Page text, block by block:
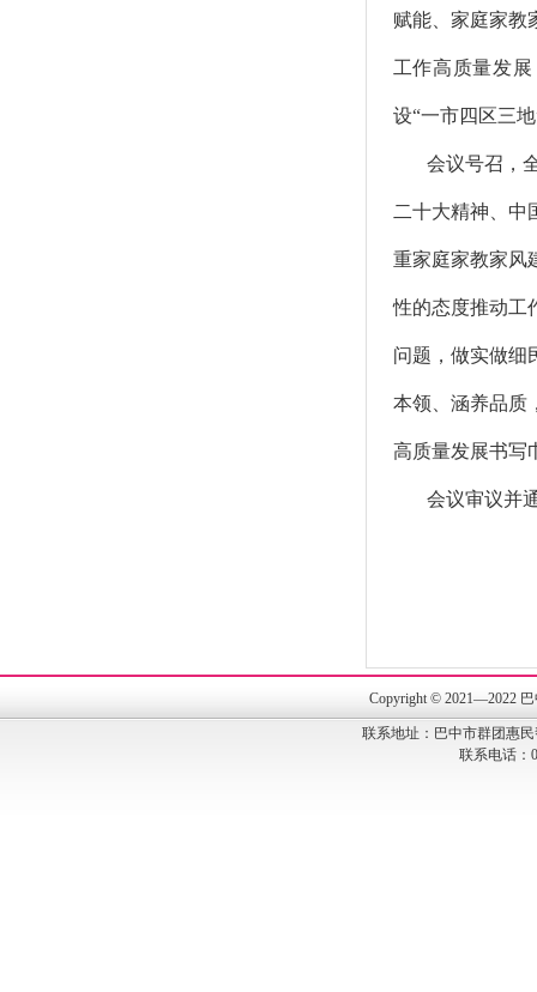
赋能、家庭家教
工作高质量发
设“一市四区三
会议号召，
二十大精神、中
重家庭家教家风
性的态度推动工
问题，做实做细
本领、涵养品质
高质量发展书写
会议审议并
Copyright © 2021—2022
联系地址：巴中市群团惠
联系电话：